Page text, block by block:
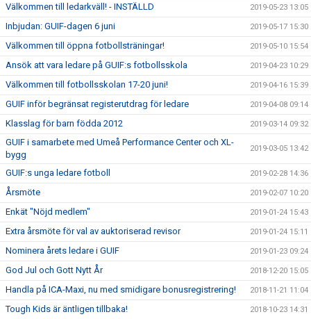
Välkommen till ledarkväll! - INSTÄLLD 2019-05-23 13:05
Inbjudan: GUIF-dagen 6 juni 2019-05-17 15:30
Välkommen till öppna fotbollsträningar! 2019-05-10 15:54
Ansök att vara ledare på GUIF:s fotbollsskola 2019-04-23 10:29
Välkommen till fotbollsskolan 17-20 juni! 2019-04-16 15:39
GUIF inför begränsat registerutdrag för ledare 2019-04-08 09:14
Klasslag för barn födda 2012 2019-03-14 09:32
GUIF i samarbete med Umeå Performance Center och XL-
bygg
2019-03-05 13:42
GUIF:s unga ledare fotboll 2019-02-28 14:36
Årsmöte 2019-02-07 10:20
Enkät "Nöjd medlem" 2019-01-24 15:43
Extra årsmöte för val av auktoriserad revisor 2019-01-24 15:11
Nominera årets ledare i GUIF 2019-01-23 09:24
God Jul och Gott Nytt År 2018-12-20 15:05
Handla på ICA-Maxi, nu med smidigare bonusregistrering! 2018-11-21 11:04
Tough Kids är äntligen tillbaka! 2018-10-23 14:31